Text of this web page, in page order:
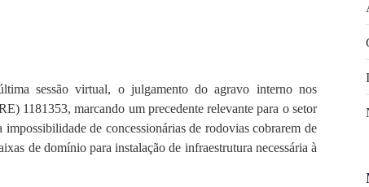
sessão virtual, o julgamento do agravo interno nos
1181353, marcando um precedente relevante para o setor
de concessionárias de rodovias cobrarem de
de domínio para instalação de infraestrutura necessária à